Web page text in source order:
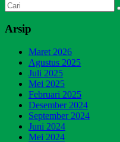
Arsip
Maret 2026
Agustus 2025
Juli 2025
Mei 2025
Februari 2025
Desember 2024
September 2024
Juni 2024
Mei 2024